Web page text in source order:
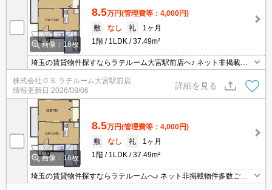
画像：16枚
8.5万円(管理費等：4,000円)
敷
なし 礼
1ヶ月
1階
1LDK 37.49m²
埼玉の賃貸物件探すならラテルーム大宮駅前店へ♪ ネット非掲載物
件多数ございます！ 【入居審査不安な方】【初期安物件】【クレジ
ット決済可】ご相談ください！！ ※仲介手数料無料 『ご来店初めて
のお客様・当物件を契約に限る』
株式会社ＯＳ ラテルーム大宮駅前店
情報更新日 2026/08/06
詳細を見る
画像：16枚
8.5万円(管理費等：4,000円)
敷
なし 礼
1ヶ月
1階
1LDK 37.49m²
埼玉の賃貸物件探すならラテルームへ♪ ネット非掲載物件多数ござ
います！ 【入居審査不安な方】【初期安物件】【クレジット決済